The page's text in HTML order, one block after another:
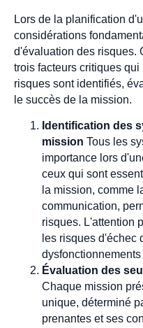
Lors de la planification
considérations
d'évaluation des risques.
trois facteurs critiques
risques sont identifiés,
le succès de la mission.
Identification des
mission Tous les
importance lors
ceux qui sont
la mission, comme
communication,
risques. L'attention
les risques d'échec
Évaluation des
Chaque mission
unique, déterminé
prenantes et ses